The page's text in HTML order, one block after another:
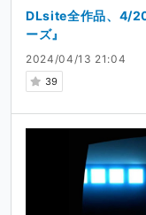
2024/04/13 21:04
39
DLsite全作品、4/
ーズ』